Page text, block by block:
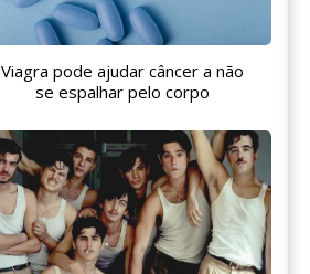
Viagra pode ajudar câncer a não
se espalhar pelo corpo